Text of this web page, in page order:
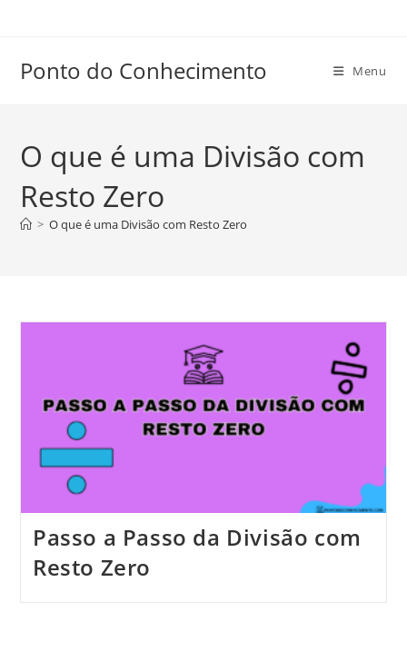
conteúdo
Ponto do Conhecimento Menu
O que é uma Divisão com
Resto Zero
> O que é uma Divisão com Resto Zero
Passo a Passo da Divisão com
Resto Zero